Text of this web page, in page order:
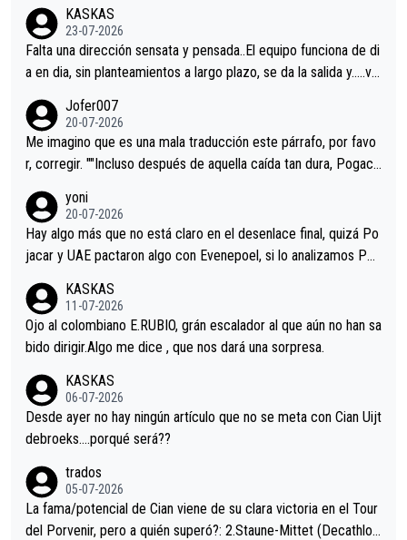
KASKAS
23-07-2026
Falta una dirección sensata y pensada..El equipo funciona de di
a en dia, sin planteamientos a largo plazo, se da la salida y…..ve
Minguez, Velez etc etc.Me da pena vivir estos momentos tan
tristes sin victorias.
Jofer007
20-07-2026
Me imagino que es una mala traducción este párrafo, por favo
r, corregir. ""Incluso después de aquella caída tan dura, Pogaca
permaneció pegado a su rueda. Parecía increíble la forma en l
a que era capaz de controlar el miedo", recordó."
yoni
20-07-2026
Hay algo más que no está claro en el desenlace final, quizá Po
jacar y UAE pactaron algo con Evenepoel, si lo analizamos Poj
i sin pedalear, luego está el saludo con Evenepoel dándose la
mano de una manera muy fraternal, más allá de los típicos toqu
es en el hombro con que saludaba a Vingegard. Ahí hubo una in
eta, a ver si por querer poner a Del Toro con calzador en posi
ción de podio UAE y Pojacar se van complicar el tour.
KASKAS
11-07-2026
Ojo al colombiano E.RUBIO, grán escalador al que aún no han sa
bido dirigir.Algo me dice , que nos dará una sorpresa.
KASKAS
06-07-2026
Desde ayer no hay ningún artículo que no se meta con Cian Uijt
debroeks….porqué será??
trados
05-07-2026
La fama/potencial de Cian viene de su clara victoria en el Tour
del Porvenir, pero a quién superó?: 2.Staune-Mittet (Decathlon,